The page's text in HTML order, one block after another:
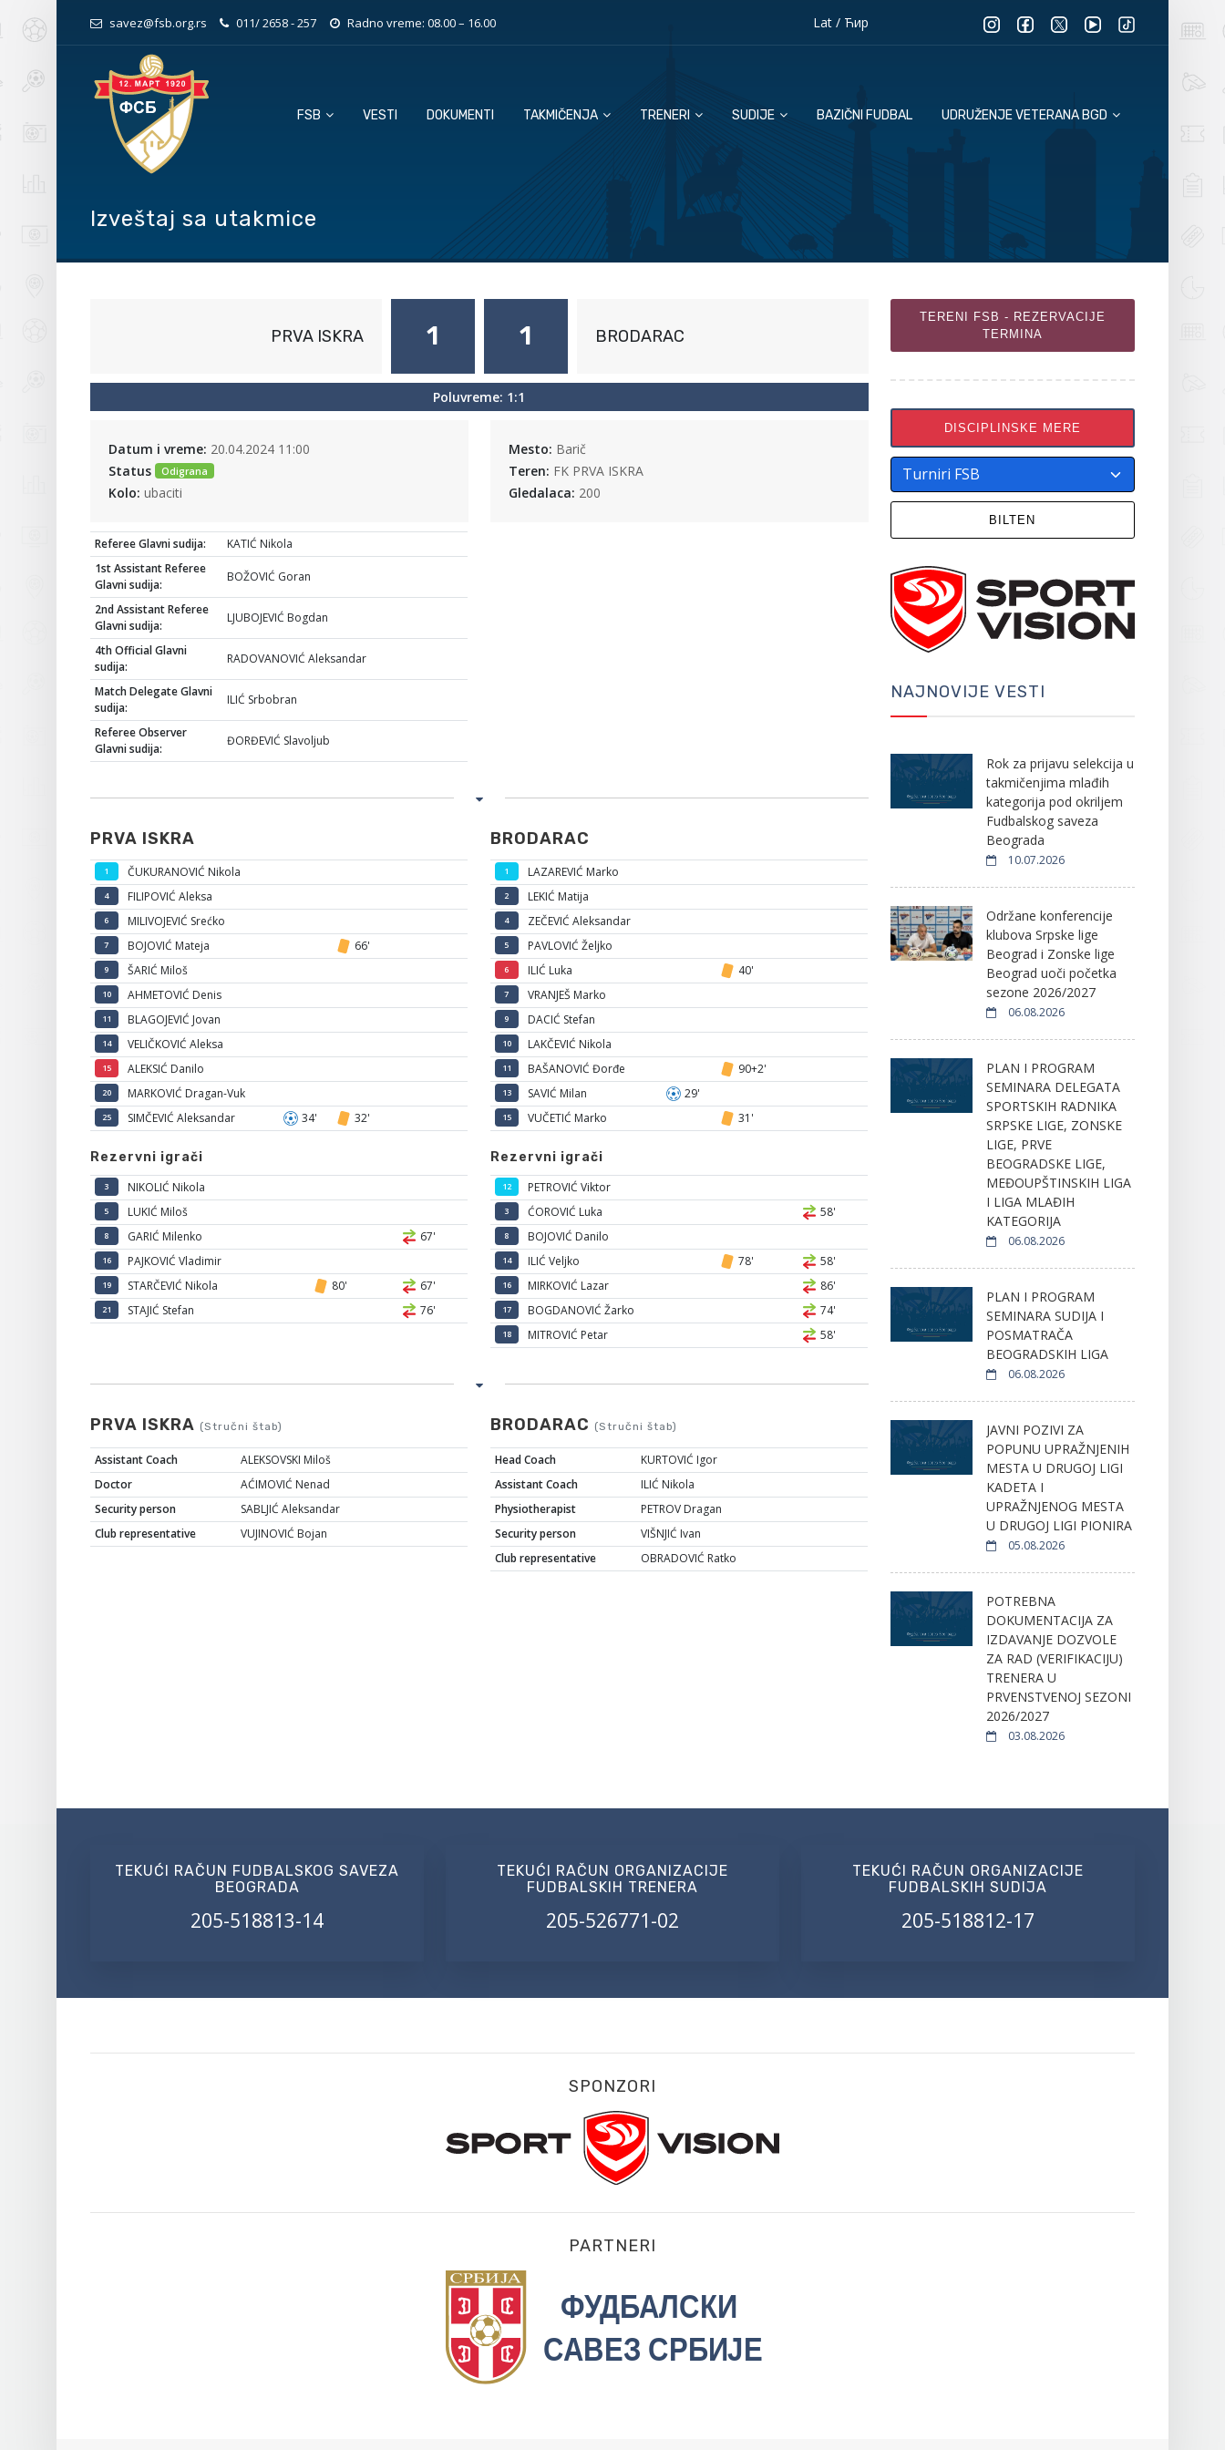
savez@fsb.org.rs 011/ 2658 - 257 Radno vreme: 08.00 – 16.00 Lat/ Ћир
FSB VESTI DOKUMENTI TAKMIČENJA TRENERI SUDIJE BAZIČNI FUDBAL UDRUŽENJE VETERANA BGD
Izveštaj sa utakmice
PRVA ISKRA 1 1 BRODARAC
Poluvreme: 1:1
Datum i vreme: 20.04.2024 11:00
Status
Odigrana
Kolo: ubaciti
Mesto: Barič
Teren: FK PRVA ISKRA
Gledalaca: 200
Referee Glavni sudija:
KATIĆ Nikola
1st Assistant Referee
Glavni sudija:
BOŽOVIĆ Goran
2nd Assistant Referee
Glavni sudija:
LJUBOJEVIĆ Bogdan
4th Official Glavni
sudija:
RADOVANOVIĆ Aleksandar
Match Delegate Glavni
sudija:
ILIĆ Srbobran
Referee Observer
Glavni sudija:
ĐORĐEVIĆ Slavoljub
PRVA ISKRA
1 ČUKURANOVIĆ Nikola
4 FILIPOVIĆ Aleksa
6 MILIVOJEVIĆ Srećko
7 BOJOVIĆ Mateja 66'
9 ŠARIĆ Miloš
10 AHMETOVIĆ Denis
11 BLAGOJEVIĆ Jovan
14 VELIČKOVIĆ Aleksa
15 ALEKSIĆ Danilo
20 MARKOVIĆ Dragan-Vuk
25 SIMČEVIĆ Aleksandar 34' 32'
Rezervni igrači
3 NIKOLIĆ Nikola
5 LUKIĆ Miloš
8 GARIĆ Milenko 67'
16 PAJKOVIĆ Vladimir
19 STARČEVIĆ Nikola 80' 67'
21 STAJIĆ Stefan 76'
BRODARAC
1 LAZAREVIĆ Marko
2 LEKIĆ Matija
4 ZEČEVIĆ Aleksandar
5 PAVLOVIĆ Željko
6 ILIĆ Luka 40'
7 VRANJEŠ Marko
9 DACIĆ Stefan
10 LAKČEVIĆ Nikola
11 BAŠANOVIĆ Đorđe 90+2'
13 SAVIĆ Milan 29'
15 VUČETIĆ Marko 31'
Rezervni igrači
12 PETROVIĆ Viktor
3 ĆOROVIĆ Luka 58'
8 BOJOVIĆ Danilo
14 ILIĆ Veljko 78' 58'
16 MIRKOVIĆ Lazar 86'
17 BOGDANOVIĆ Žarko 74'
18 MITROVIĆ Petar 58'
PRVA ISKRA (Stručni štab)
Assistant Coach
ALEKSOVSKI Miloš
Doctor
AĆIMOVIĆ Nenad
Security person
SABLJIĆ Aleksandar
Club representative
VUJINOVIĆ Bojan
BRODARAC (Stručni štab)
Head Coach
KURTOVIĆ Igor
Assistant Coach
ILIĆ Nikola
Physiotherapist
PETROV Dragan
Security person
VIŠNJIĆ Ivan
Club representative
OBRADOVIĆ Ratko
TERENI FSB - REZERVACIJE
TERMINA
DISCIPLINSKE MERE
BILTEN
NAJNOVIJE VESTI
Rok za prijavu selekcija u
takmičenjima mlađih
kategorija pod okriljem
Fudbalskog saveza
Beograda
10.07.2026
Održane konferencije
klubova Srpske lige
Beograd i Zonske lige
Beograd uoči početka
sezone 2026/2027
06.08.2026
PLAN I PROGRAM
SEMINARA DELEGATA
SPORTSKIH RADNIKA
SRPSKE LIGE, ZONSKE
LIGE, PRVE
BEOGRADSKE LIGE,
MEĐOUPŠTINSKIH LIGA
I LIGA MLAĐIH
KATEGORIJA
06.08.2026
PLAN I PROGRAM
SEMINARA SUDIJA I
POSMATRAČA
BEOGRADSKIH LIGA
06.08.2026
JAVNI POZIVI ZA
POPUNU UPRAŽNJENIH
MESTA U DRUGOJ LIGI
KADETA I
UPRAŽNJENOG MESTA
U DRUGOJ LIGI PIONIRA
05.08.2026
POTREBNA
DOKUMENTACIJA ZA
IZDAVANJE DOZVOLE
ZA RAD (VERIFIKACIJU)
TRENERA U
PRVENSTVENOJ SEZONI
2026/2027
03.08.2026
TEKUĆI RAČUN FUDBALSKOG SAVEZA
BEOGRADA
205-518813-14
TEKUĆI RAČUN ORGANIZACIJE
FUDBALSKIH TRENERA
205-526771-02
TEKUĆI RAČUN ORGANIZACIJE
FUDBALSKIH SUDIJA
205-518812-17
SPONZORI
PARTNERI